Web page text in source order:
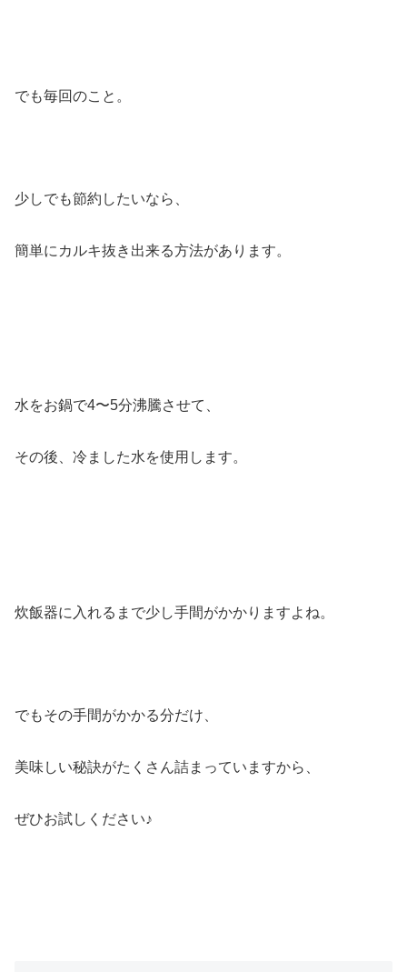
でも毎回のこと。
少しでも節約したいなら、
簡単にカルキ抜き出来る方法があります。
水をお鍋で4〜5分沸騰させて、
その後、冷ました水を使用します。
炊飯器に入れるまで少し手間がかかりますよね。
でもその手間がかかる分だけ、
美味しい秘訣がたくさん詰まっていますから、
ぜひお試しください♪